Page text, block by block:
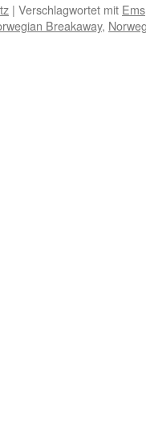
| Verschlagwortet mit Ems
Breakaway,
für